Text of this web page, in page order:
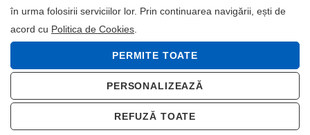
RO13632203
Adresa
Str. Luca Arbore, nr. 39, Iași, România
Email
în urma folosirii serviciilor lor. Prin continuarea navigării, ești de
acord cu Politica de Cookies
PERMITE TOATE
PERSONALIZEAZĂ
REFUZĂ TOATE